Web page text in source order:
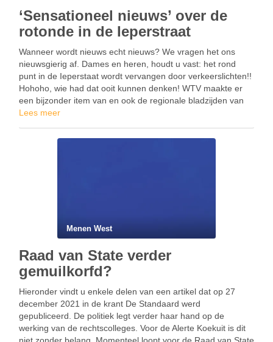
‘Sensationeel nieuws’ over de
rotonde in de Ieperstraat
Wanneer wordt nieuws echt nieuws? We vragen het ons
nieuwsgierig af. Dames en heren, houdt u vast: het rond
punt in de Ieperstaat wordt vervangen door verkeerslichten!!
Hohoho, wie had dat ooit kunnen denken! WTV maakte er
een bijzonder item van en ook de regionale bladzijden van
de kranten verspilden …
Lees meer
Menen West
Raad van State verder
gemuilkorfd?
Hieronder vindt u enkele delen van een artikel dat op 27
december 2021 in de krant De Standaard werd
gepubliceerd. De politiek legt verder haar hand op de
werking van de rechtscolleges. Voor de Alerte Koekuit is dit